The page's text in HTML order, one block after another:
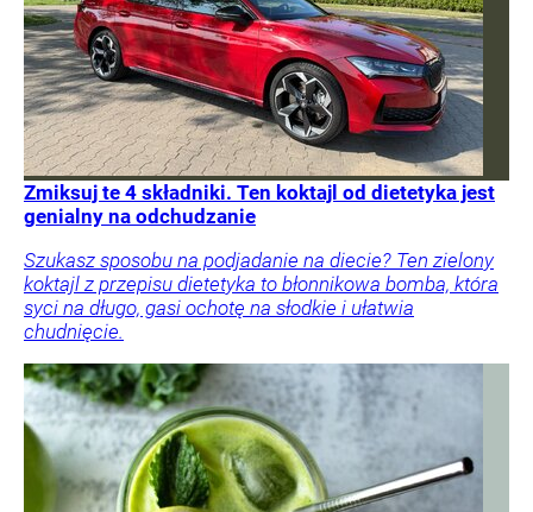
Zmiksuj te 4 składniki. Ten koktajl od dietetyka jest
genialny na odchudzanie
Szukasz sposobu na podjadanie na diecie? Ten zielony
koktajl z przepisu dietetyka to błonnikowa bomba, która
syci na długo, gasi ochotę na słodkie i ułatwia
chudnięcie.